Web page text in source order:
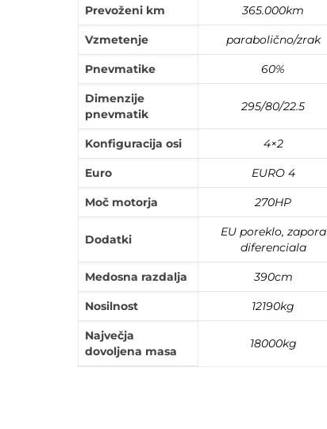
Prevoženi km 365.000km
Vzmetenje parabolično/zrak
Pnevmatike 60%
Dimenzije
pnevmatik
295/80/22.5
Konfiguracija osi 4×2
Euro EURO 4
Moč motorja 270HP
Dodatki
EU poreklo, zapora
diferenciala
Medosna razdalja 390cm
Nosilnost 12190kg
Največja
dovoljena masa
18000kg